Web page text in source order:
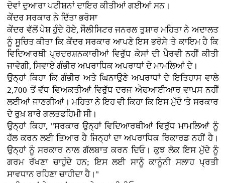
ਦੋਵਾਂ ਦੁਆਰਾ ਪਟੀਸ਼ਨਾਂ ਦਾਇਰ ਕੀਤੀਆਂ ਗਈਆਂ ਸਨ।
ਕੇਂਦਰ ਸਰਕਾਰ ਨੇ ਦਿੱਤਾ ਭਰੋਸਾ
ਕੇਂਦਰ ਵੱਲੋਂ ਪੇਸ਼ ਹੁੰਦੇ ਹੋਏ, ਸੌਲੀਸਿਟਰ ਜਨਰਲ ਤੁਸ਼ਾਰ ਮਹਿਤਾ ਨੇ ਅਦਾਲਤ
ਨੂੰ ਸੂਚਿਤ ਕੀਤਾ ਕਿ ਕੇਂਦਰ ਸਰਕਾਰ ਆਪਣੇ ਇਸ ਭਰੋਸੇ 'ਤੇ ਕਾਇਮ ਹੈ ਕਿ
ਵਿਦਿਆਰਥੀ ਪ੍ਰਦਰਸ਼ਨਕਾਰੀਆਂ ਵਿਰੁੱਧ ਕੇਸਾਂ ਦੀ ਪੈਰਵੀ ਨਹੀਂ ਕੀਤੀ
ਜਾਵੇਗੀ, ਸਿਵਾਏ ਗੰਭੀਰ ਅਪਰਾਧਿਕ ਅਪਰਾਧਾਂ ਦੇ ਮਾਮਲਿਆਂ ਦੇ।
ਉਨ੍ਹਾਂ ਕਿਹਾ ਕਿ ਗੰਭੀਰ ਅਤੇ ਘਿਨਾਉਣੇ ਅਪਰਾਧਾਂ ਦੇ ਇਤਿਹਾਸ ਵਾਲੇ
2,700 ਤੋਂ ਵੱਧ ਵਿਅਕਤੀਆਂ ਵਿਰੁੱਧ ਦਰਜ ਐਫਆਈਆਰ ਵਾਪਸ ਨਹੀਂ
ਲਈਆਂ ਜਾਣਗੀਆਂ। ਮਹਿਤਾ ਨੇ ਇਹ ਵੀ ਕਿਹਾ ਕਿ ਇਸ ਮੁੱਦੇ 'ਤੇ ਸਰਕਾਰ
ਦੇ ਰੁਖ਼ ਬਾਰੇ ਗਲਤਫਹਿਮੀ ਸੀ।
ਉਨ੍ਹਾਂ ਕਿਹਾ, "ਸਰਕਾਰ ਉਨ੍ਹਾਂ ਵਿਦਿਆਰਥੀਆਂ ਵਿਰੁੱਧ ਮਾਮਲਿਆਂ ਨੂੰ
ਹੱਲ ਕਰਨ ਲਈ ਤਿਆਰ ਹੈ ਜਿਨ੍ਹਾਂ ਦਾ ਅਪਰਾਧਿਕ ਰਿਕਾਰਡ ਨਹੀਂ ਹੈ।
ਉਨ੍ਹਾਂ ਨੂੰ ਸਰਕਾਰ ਨਾਲ ਗੱਲਬਾਤ ਕਰਨ ਦਿਓ। ਕੁਝ ਲੋਕ ਇਸ ਮੁੱਦੇ ਨੂੰ
ਗਰਮ ਰੱਖਣਾ ਚਾਹੁੰਦੇ ਹਨ; ਇਸ ਲਈ ਸਾਨੂੰ ਕਾਨੂੰਨੀ ਸਲਾਹ ਪ੍ਰਤੀ
ਸਾਵਧਾਨ ਰਹਿਣਾ ਚਾਹੀਦਾ ਹੈ।"